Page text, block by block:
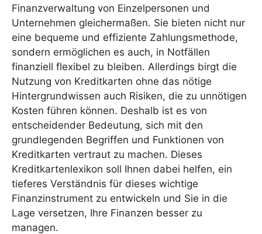
Finanzverwaltung von Einzelpersonen und
Unternehmen gleichermaßen. Sie bieten nicht nur
eine bequeme und effiziente Zahlungsmethode,
sondern ermöglichen es auch, in Notfällen
finanziell flexibel zu bleiben. Allerdings birgt die
Nutzung von Kreditkarten ohne das nötige
Hintergrundwissen auch Risiken, die zu unnötigen
Kosten führen können. Deshalb ist es von
entscheidender Bedeutung, sich mit den
grundlegenden Begriffen und Funktionen von
Kreditkarten vertraut zu machen. Dieses
Kreditkartenlexikon soll Ihnen dabei helfen, ein
tieferes Verständnis für dieses wichtige
Finanzinstrument zu entwickeln und Sie in die
Lage versetzen, Ihre Finanzen besser zu
managen.